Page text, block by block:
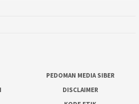
PEDOMAN MEDIA SIBER
DISCLAIMER